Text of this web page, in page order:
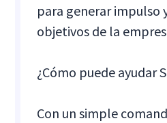
para generar impulso
objetivos de la
¿Cómo puede ayudar
Con un simple